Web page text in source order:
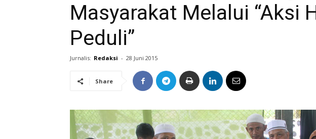
Masyarakat Melalui “Aksi
Peduli”
Jurnalis: Redaksi - 28 Juni 2015
Share